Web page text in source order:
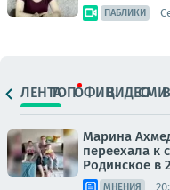
ПАБЛИКИ
ЛЕНТАТОПОФИЦ.ВИДЕОСМИ
Марина
переехала к
Родинское в
МНЕНИЯ